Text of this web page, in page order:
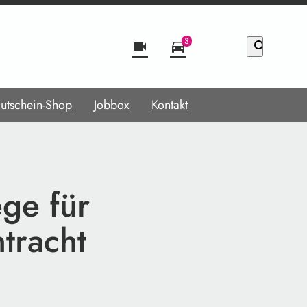
videocam directions_car3 search
Shop Jobbox Kontakt
für